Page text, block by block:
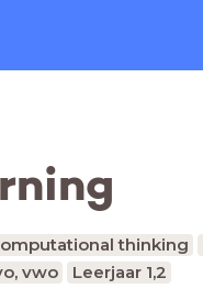
thinking
vwo
Leerjaar 1,2